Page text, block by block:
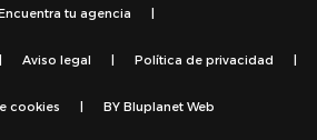
tu agencia |
| Aviso legal | Política de privacidad |
cookies | BY Bluplanet Web